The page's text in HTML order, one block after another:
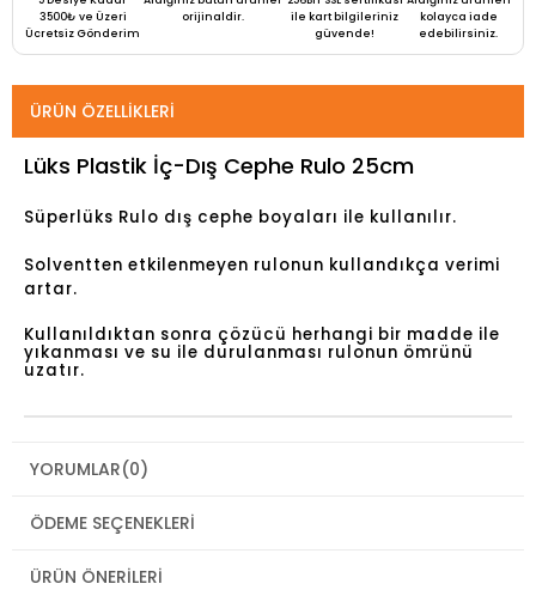
3500₺ ve Üzeri
Ücretsiz Gönderim
orijinaldir.
ile kart bilgileriniz
güvende!
kolayca iade
edebilirsiniz.
ÜRÜN ÖZELLIKLERI
Lüks Plastik İç-Dış Cephe Rulo 25cm
Süperlüks Rulo dış cephe boyaları ile kullanılır.
Solventten etkilenmeyen rulonun kullandıkça verimi
artar.
Kullanıldıktan sonra çözücü herhangi bir madde ile
yıkanması ve su ile durulanması rulonun ömrünü
uzatır.
YORUMLAR(0)
ÖDEME SEÇENEKLERI
ÜRÜN ÖNERILERI